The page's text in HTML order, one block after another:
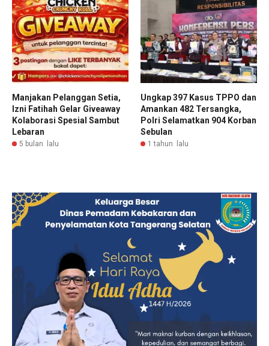
Manjakan Pelanggan Setia,
Izni Fatihah Gelar Giveaway
Kolaborasi Spesial Sambut
Lebaran
5 bulan lalu
Ungkap 397 Kasus TPPO dan
Amankan 482 Tersangka,
Polri Selamatkan 904 Korban
Sebulan
1 tahun lalu